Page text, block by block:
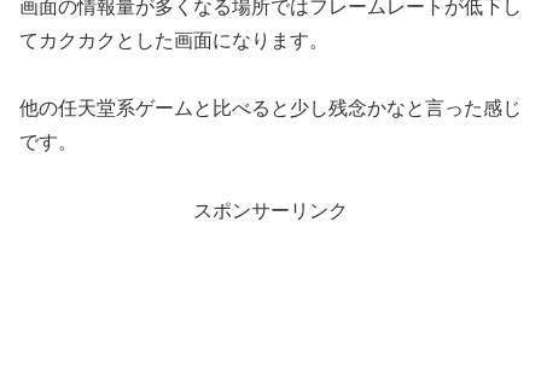
画面の情報量が多くなる場所ではフレームレートが低下し
てカクカクとした画面になります。
他の任天堂系ゲームと比べると少し残念かなと言った感じ
です。
スポンサーリンク